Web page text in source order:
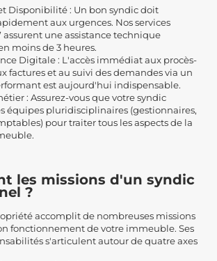
Disponibilité : Un bon syndic doit
aux urgences. Nos services
assurent une assistance technique
moins de 3 heures.
Digitale : L'accès immédiat aux procès-
factures et au suivi des demandes via un
est aujourd'hui indispensable.
: Assurez-vous que votre syndic
équipes pluridisciplinaires (gestionnaires,
pour traiter tous les aspects de la
les missions d'un syndic
?
accomplit de nombreuses missions
fonctionnement de votre immeuble. Ses
s'articulent autour de quatre axes